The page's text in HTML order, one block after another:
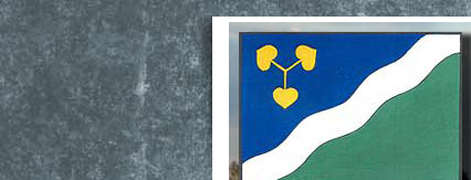
Přejít k hlavnímu obsahu